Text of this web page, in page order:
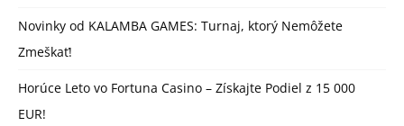
Novinky od KALAMBA GAMES: Turnaj, ktorý Nemôžete
Zmeškať!
Horúce Leto vo Fortuna Casino – Získajte Podiel z 15 000
EUR!